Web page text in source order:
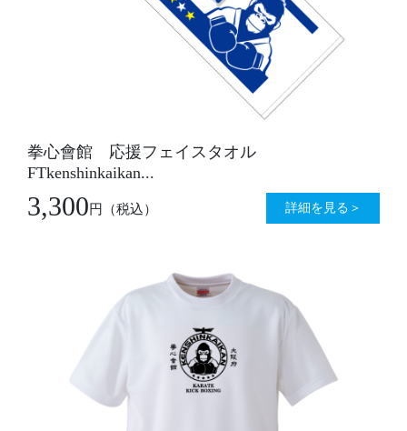
拳心會館 応援フェイスタオル
FTkenshinkaikan...
3,300円 （税込） 詳細を見る＞